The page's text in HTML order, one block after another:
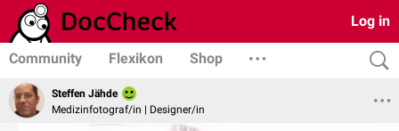
Log in
Community Flexikon Shop
Steffen Jähde
Medizinfotograf/in | Designer/in